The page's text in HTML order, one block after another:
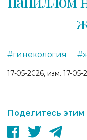
#гинекология
17-05-2026, изм. 17-05-
Поделитесь этим